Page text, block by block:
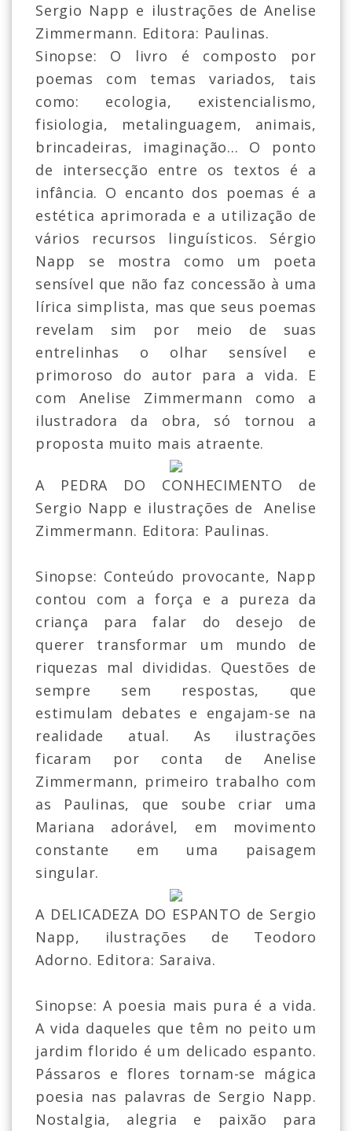
Sergio Napp e ilustrações de Anelise
Zimmermann. Editora: Paulinas.
Sinopse: O livro é composto por
poemas com temas variados, tais
como: ecologia, existencialismo,
fisiologia, metalinguagem, animais,
brincadeiras, imaginação... O ponto
de intersecção entre os textos é a
infância. O encanto dos poemas é a
estética aprimorada e a utilização de
vários recursos linguísticos. Sérgio
Napp se mostra como um poeta
sensível que não faz concessão à uma
lírica simplista, mas que seus poemas
revelam sim por meio de suas
entrelinhas o olhar sensível e
primoroso do autor para a vida. E
com Anelise Zimmermann como a
ilustradora da obra, só tornou a
proposta muito mais atraente.
A PEDRA DO CONHECIMENTO de
Sergio Napp e ilustrações deAnelise
Zimmermann. Editora: Paulinas.
Sinopse: Conteúdo provocante, Napp
contou com a força e a pureza da
criança para falar do desejo de
querer transformar um mundo de
riquezas mal divididas. Questões de
sempre sem respostas, que
estimulam debates e engajam-se na
realidade atual. As ilustrações
ficaram por conta de Anelise
Zimmermann, primeiro trabalho com
as Paulinas, que soube criar uma
Mariana adorável, em movimento
constante em uma paisagem
singular.
A DELICADEZA DO ESPANTO de Sergio
Napp, ilustrações de Teodoro
Adorno. Editora: Saraiva.
Sinopse: A poesia mais pura é a vida.
A vida daqueles que têm no peito um
jardim florido é um delicado espanto.
Pássaros e flores tornam-se mágica
poesia nas palavras de Sergio Napp.
Nostalgia, alegria e paixão para